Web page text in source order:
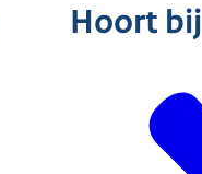
Hoort bij